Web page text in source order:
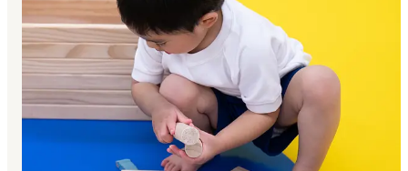
地域から探す
マイページ
閲覧履歴